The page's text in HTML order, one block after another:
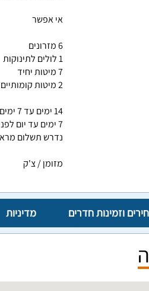
אי אפשר
6 מזרונים
1 לולים לתינוקות
7 מיטות יחיד
2 מיטות קומותיים
14 ימים עד 7 ימים לפני ההגעה - דמי ביטול של 50% מסך ההזמנה
7 ימים עד יום לפני ההגעה - דמי ביטול של 100% מסך ההזמנה
נדרש תשלום מראש של 20%
מזומן / צ'ק
וזמינות חדרים מדיניות